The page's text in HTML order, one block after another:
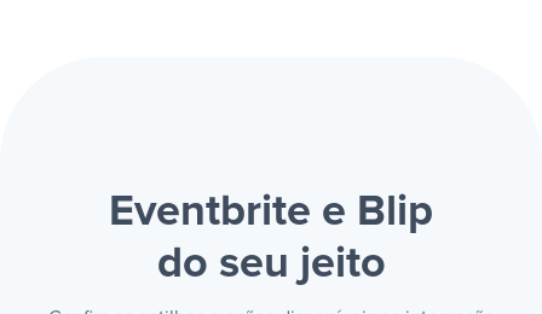
Eventbrite e Blip
do seu jeito